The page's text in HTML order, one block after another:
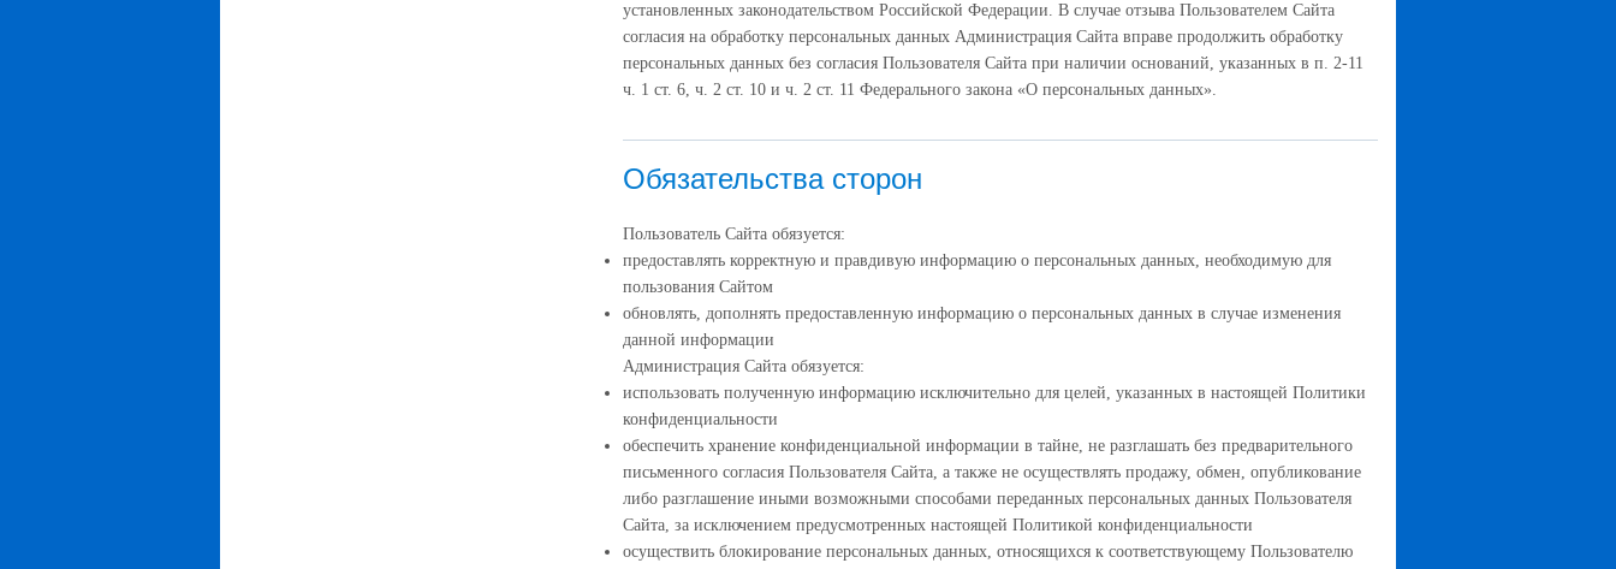
установленных законодательством Российской Федерации. В случае отзыва Пользователем Сайта
согласия на обработку персональных данных Администрация Сайта вправе продолжить обработку
персональных данных без согласия Пользователя Сайта при наличии оснований, указанных в п. 2-11
ч. 1 ст. 6, ч. 2 ст. 10 и ч. 2 ст. 11 Федерального закона «О персональных данных».
Обязательства сторон
Пользователь Сайта обязуется:
предоставлять корректную и правдивую информацию о персональных данных, необходимую для
пользования Сайтом
обновлять, дополнять предоставленную информацию о персональных данных в случае изменения
данной информации
Администрация Сайта обязуется:
использовать полученную информацию исключительно для целей, указанных в настоящей Политики
конфиденциальности
обеспечить хранение конфиденциальной информации в тайне, не разглашать без предварительного
письменного согласия Пользователя Сайта, а также не осуществлять продажу, обмен, опубликование
либо разглашение иными возможными способами переданных персональных данных Пользователя
Сайта, за исключением предусмотренных настоящей Политикой конфиденциальности
осуществить блокирование персональных данных, относящихся к соответствующему Пользователю